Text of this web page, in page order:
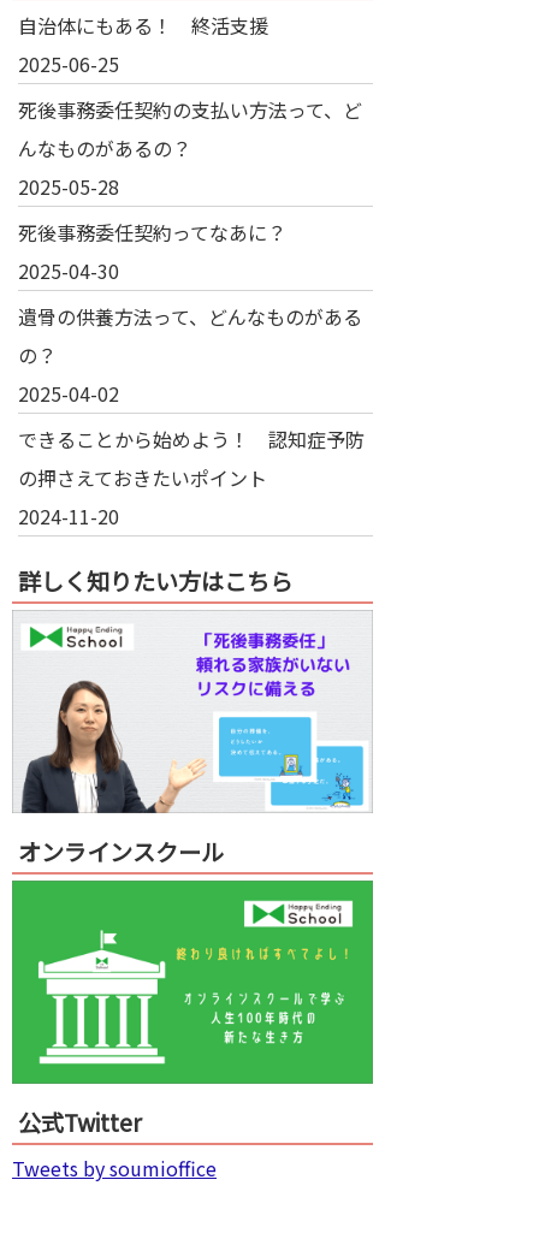
自治体にもある！ 終活支援
2025-06-25
死後事務委任契約の支払い方法って、ど
んなものがあるの？
2025-05-28
死後事務委任契約ってなあに？
2025-04-30
遺骨の供養方法って、どんなものがある
の？
2025-04-02
できることから始めよう！ 認知症予防
の押さえておきたいポイント
2024-11-20
詳しく知りたい方はこちら
オンラインスクール
公式Twitter
Tweets by soumioffice